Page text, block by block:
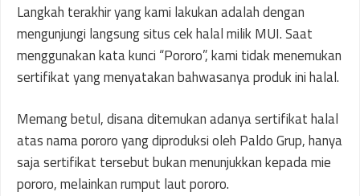
Langkah terakhir yang kami lakukan adalah dengan
mengunjungi langsung situs cek halal milik MUI. Saat
menggunakan kata kunci “Pororo”, kami tidak menemukan
sertifikat yang menyatakan bahwasanya produk ini halal.
Memang betul, disana ditemukan adanya sertifikat halal
atas nama pororo yang diproduksi oleh Paldo Grup, hanya
saja sertifikat tersebut bukan menunjukkan kepada mie
pororo, melainkan rumput laut pororo.